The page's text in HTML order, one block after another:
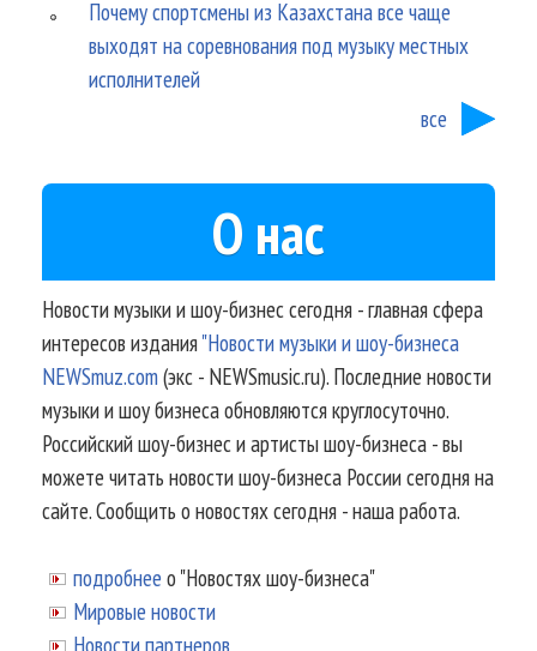
Почему спортсмены из Казахстана все чаще
выходят на соревнования под музыку местных
исполнителей
все
О нас
Новости музыки и шоу-бизнес сегодня - главная сфера
интересов издания"Новости музыки и шоу-бизнеса
NEWSmuz.com(экс - NEWSmusic.ru). Последние новости
музыки и шоу бизнеса обновляются круглосуточно.
Российский шоу-бизнес и артисты шоу-бизнеса - вы
можете читать новости шоу-бизнеса России сегодня на
сайте. Сообщить о новостях сегодня - наша работа.
подробнее о "Новостях шоу-бизнеса"
Мировые новости
Новости партнеров